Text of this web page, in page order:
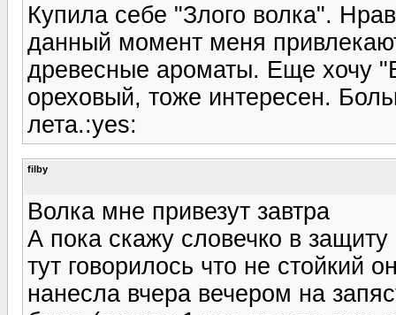
Купила себе "Злого волка".
данный момент меня
древесные ароматы. Еще хочу
ореховый, тоже интересен.
лета.:yes:
filby
Волка мне привезут завтра
А пока скажу словечко в
тут говорилось что не стойкий
нанесла вчера вечером на